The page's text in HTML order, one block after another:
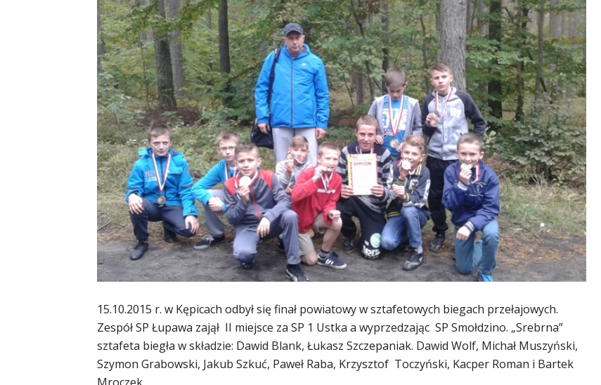
15.10.2015 r. w Kępicach odbył się finał powiatowy w sztafetowych biegach przełajowych.
Zespół SP Łupawa zajął II miejsce za SP 1 Ustka a wyprzedzając SP Smołdzino. „Srebrna”
sztafeta biegła w składzie: Dawid Blank, Łukasz Szczepaniak. Dawid Wolf, Michał Muszyński,
Szymon Grabowski, Jakub Szkuć, Paweł Raba, Krzysztof Toczyński, Kacper Roman i Bartek
Mroczek.